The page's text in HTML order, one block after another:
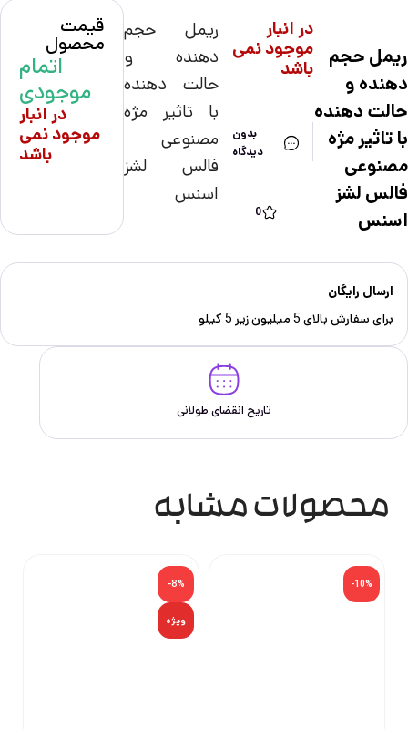
در انبار
موجود نمی
باشد
بدون
دیدگاه
0
ریمل حجم
دهنده و
حالت دهنده
با تاثیر مژه
مصنوعی
فالس لشز
اسنس
ریمل حجم
دهنده و
حالت دهنده
با تاثیر مژه
مصنوعی
فالس لشز
اسنس
قیمت
محصول
اتمام
موجودی
در انبار
موجود نمی
باشد
ارسال رایگان
برای سفارش‌ بالای 5 میلیون زیر 5 کیلو
تاریخ انقضای طولانی
محصولات مشابه
-10%
-8%
ویژه